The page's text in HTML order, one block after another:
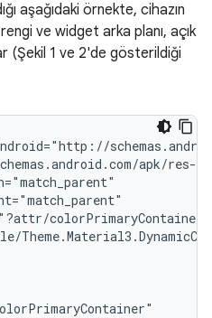
aşağıdaki örnekte, cihazın
ve widget arka planı, açık
(Şekil 1 ve 2'de gösterildiği